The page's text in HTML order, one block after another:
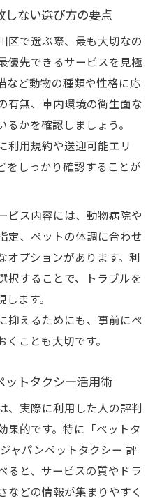
サービスの仕組みと魅
クシーが選ばれる理由
ットタクシーの条件と
条件を詳しく知る
ージなしでも利用でき
ペットタクシーの条件
トタクシー乗車条件の
ペットタクシー注意事
で安全に運ぶポイント
立つ最新知識
サービスのトレンド解
しない選び方の要点
区で選ぶ際、最も大切なの
優先できるサービスを見極
など動物の種類や性格に応
有無、車内環境の衛生面な
るかを確認しましょう。
利用規約や送迎可能エリ
をしっかり確認することが
ビス内容には、動物病院や
定、ペットの体調に合わせ
オプションがあります。利
択することで、トラブルを
ます。
抑えるためにも、事前にペ
くことも大切です。
ットタクシー活用術
、実際に利用した人の評判
果的です。特に「ペットタ
ャパンペットタクシー 評
ると、サービスの質やドラ
などの情報が集まりやすく